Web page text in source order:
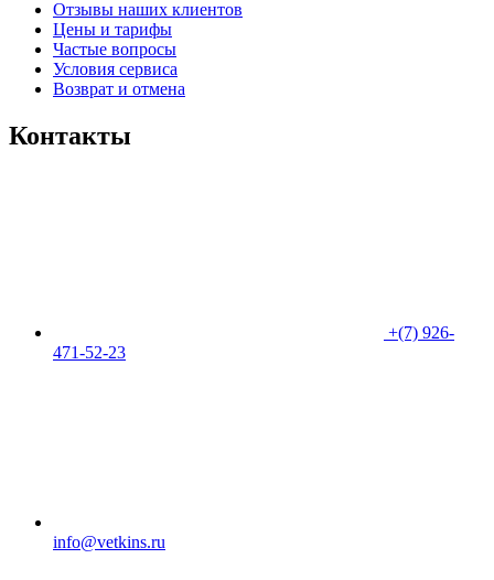
Отзывы наших клиентов​
Цены и тарифы
Частые вопросы
Условия сервиса
Возврат и отмена
Контакты
+(7) 926-
471-52-23
info@vetkins.ru